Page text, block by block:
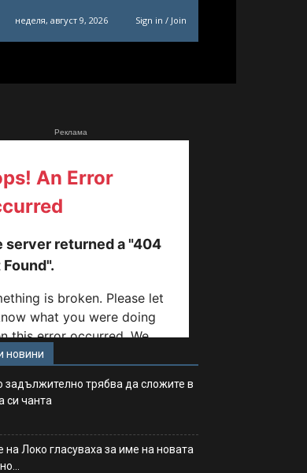
неделя, август 9, 2026 Sign in / Join
Реклама
новини
задължително трябва да сложите в
си чанта
на Локо гласуваха за име на новата